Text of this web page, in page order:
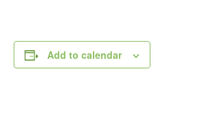
Add to calendar